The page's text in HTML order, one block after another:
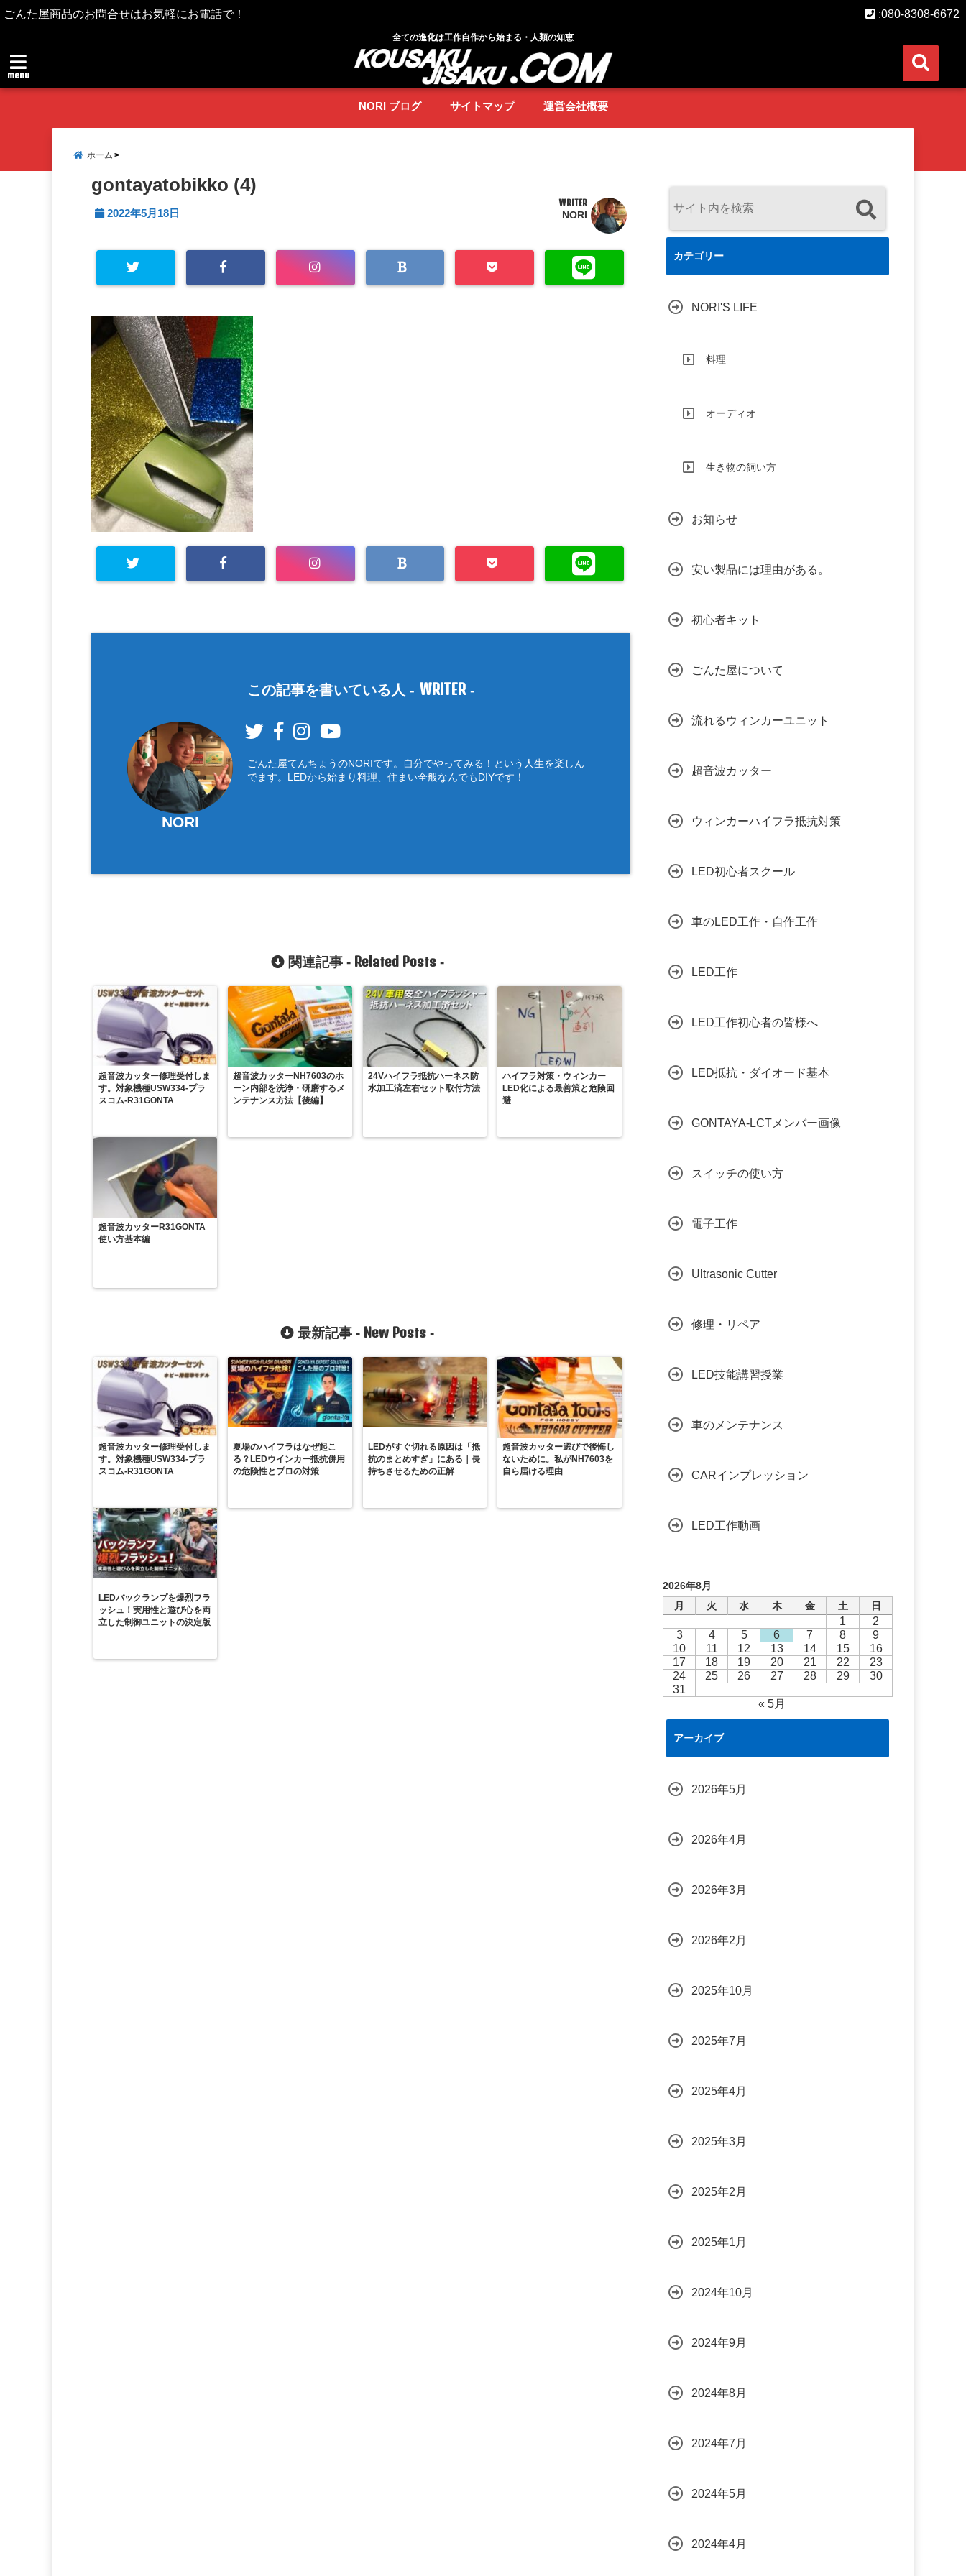
ごんた屋商品のお問合せはお気軽にお電話で！ :080-8308-6672
全ての進化は工作自作から始まる・人類の知恵
menu
NORI ブログ サイトマップ 運営会社概要
ホーム
gontayatobikko (4)
2022年5月18日
WRITER
NORI
この記事を書いている人 - WRITER-
NORI
ごんた屋てんちょうのNORIです。自分でやってみる！という人生を楽しん
でます。LEDから始まり料理、住まい全般なんでもDIYです！
関連記事 - Related Posts-
超音波カッター修理受付しま
す。対象機種USW334-プラ
スコム-R31GONTA
超音波カッターNH7603のホ
ーン内部を洗浄・研磨するメ
ンテナンス方法【後編】
24Vハイフラ抵抗ハーネス防
水加工済左右セット取付方法
ハイフラ対策・ウィンカー
LED化による最善策と危険回
避
超音波カッターR31GONTA
使い方基本編
最新記事 - New Posts -
超音波カッター修理受付しま
す。対象機種USW334-プラ
スコム-R31GONTA
夏場のハイフラはなぜ起こ
る？LEDウインカー抵抗併用
の危険性とプロの対策
LEDがすぐ切れる原因は「抵
抗のまとめすぎ」にある｜長
持ちさせるための正解
超音波カッター選びで後悔し
ないために。私がNH7603を
自ら届ける理由
LEDバックランプを爆烈フラ
ッシュ！実用性と遊び心を両
立した制御ユニットの決定版
カテゴリー
NORI'S LIFE
料理
オーディオ
生き物の飼い方
お知らせ
安い製品には理由がある。
初心者キット
ごんた屋について
流れるウィンカーユニット
超音波カッター
ウィンカーハイフラ抵抗対策
LED初心者スクール
車のLED工作・自作工作
LED工作
LED工作初心者の皆様へ
LED抵抗・ダイオード基本
GONTAYA-LCTメンバー画像
スイッチの使い方
電子工作
Ultrasonic Cutter
修理・リペア
LED技能講習授業
車のメンテナンス
CARインプレッション
LED工作動画
2026年8月
月
火 水 木 金 土 日
1
2
3
4 5 6 7 8
9
10
11 12 13 14 15
16
17
18 19 20 21 22
23
24
25 26 27 28 29
30
31
« 5月
アーカイブ
2026年5月
2026年4月
2026年3月
2026年2月
2025年10月
2025年7月
2025年4月
2025年3月
2025年2月
2025年1月
2024年10月
2024年9月
2024年8月
2024年7月
2024年5月
2024年4月